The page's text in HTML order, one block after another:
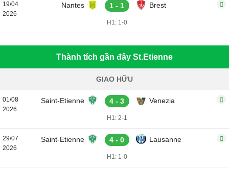
19/04
2026
Nantes 1 - 1 Brest
H1: 1-0
Thành tích gần đây St.Etienne
GIAO HỮU
01/08
2026
Saint-Etienne 4 - 3 Venezia
H1: 2-1
29/07
2026
Saint-Etienne 4 - 0 Lausanne
H1: 1-0